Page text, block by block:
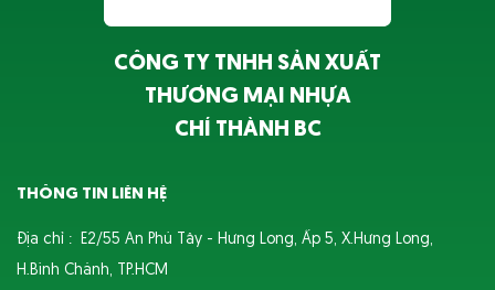
CÔNG TY TNHH SẢN XUẤT
THƯƠNG MẠI NHỰA
CHÍ THÀNH BC
THÔNG TIN LIÊN HỆ
Địa chỉ : E2/55 An Phú Tây - Hưng Long, Ấp 5, X.Hưng Long,
H.Bình Chánh, TP.HCM